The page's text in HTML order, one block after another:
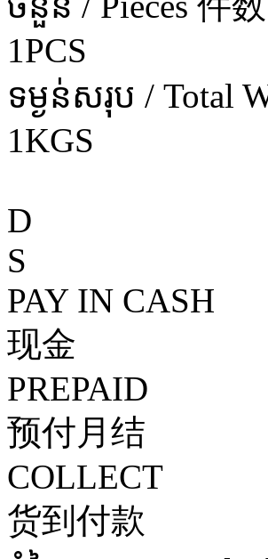
1PCS
ទម្ងន់សរុប / Total
1KGS
D
S
PAY IN CASH
现金
PREPAID
预付月结
COLLECT
货到付款